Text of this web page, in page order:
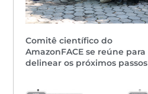
Comitê científico do
AmazonFACE se reúne para
delinear os próximos passos